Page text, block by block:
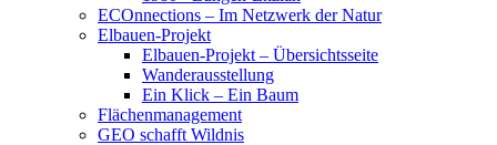
ECOnnections – Im Netzwerk der Natur
Elbauen-Projekt
Elbauen-Projekt – Übersichtsseite
Wanderausstellung
Ein Klick – Ein Baum
Flächenmanagement
GEO schafft Wildnis